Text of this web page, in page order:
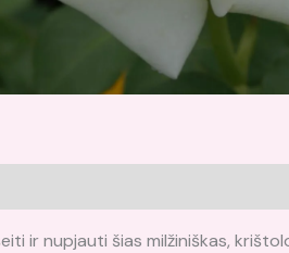
ir nupjauti šias milžiniškas,